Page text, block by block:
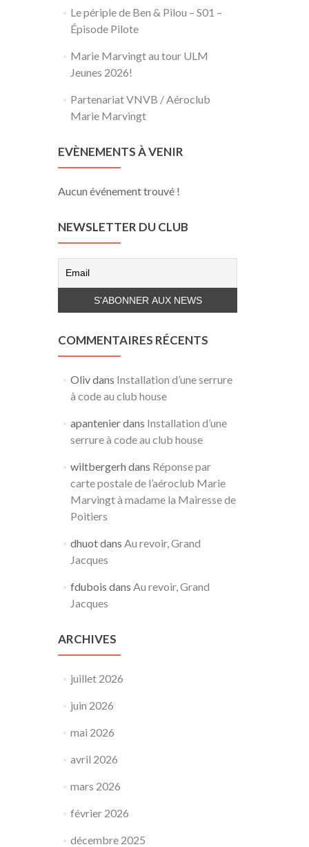
Le périple de Ben & Pilou – S01 –
Épisode Pilote
Marie Marvingt au tour ULM
Jeunes 2026!
Partenariat VNVB / Aéroclub
Marie Marvingt
EVÈNEMENTS À VENIR
Aucun événement trouvé !
NEWSLETTER DU CLUB
COMMENTAIRES RÉCENTS
Olivdans Installation d’une serrure
à code au club house
apantenierdans Installation d’une
serrure à code au club house
wiltbergerh dans Réponse par
carte postale de l’aéroclub Marie
Marvingt à madame la Mairesse de
Poitiers
dhuotdans Au revoir, Grand
Jacques
fdubois dans Au revoir, Grand
Jacques
ARCHIVES
juillet 2026
juin 2026
mai 2026
avril 2026
mars 2026
février 2026
décembre 2025